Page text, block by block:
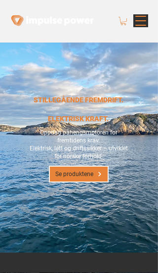
STILLEGÅENDE FREMDRIFT.
ELEKTRISK KRAFT.
Oppdag påhengsmotoren for
fremtidens krav.
Elektrisk, lett og driftssikker – utviklet
for norske forhold.
Se produktene